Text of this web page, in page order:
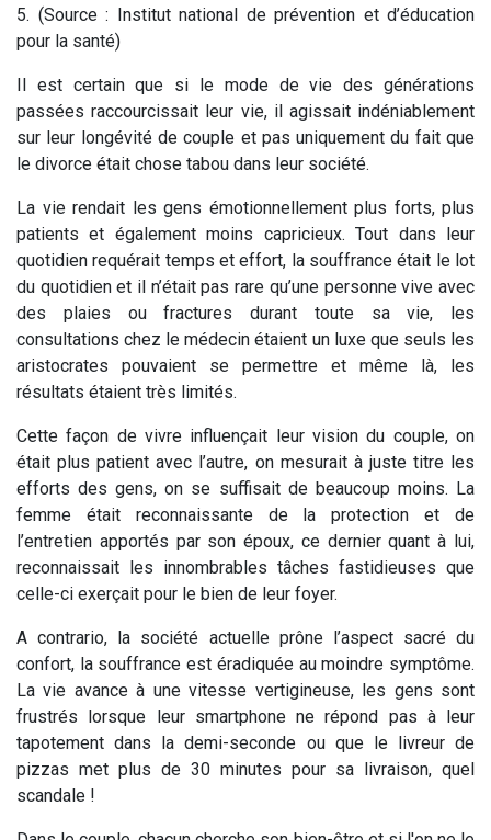
5. (Source : Institut national de prévention et d’éducation
pour la santé)
Il est certain que si le mode de vie des générations
passées raccourcissait leur vie, il agissait indéniablement
sur leur longévité de couple et pas uniquement du fait que
le divorce était chose tabou dans leur société.
La vie rendait les gens émotionnellement plus forts, plus
patients et également moins capricieux. Tout dans leur
quotidien requérait temps et effort, la souffrance était le lot
du quotidien et il n’était pas rare qu’une personne vive avec
des plaies ou fractures durant toute sa vie, les
consultations chez le médecin étaient un luxe que seuls les
aristocrates pouvaient se permettre et même là, les
résultats étaient très limités.
Cette façon de vivre influençait leur vision du couple, on
était plus patient avec l’autre, on mesurait à juste titre les
efforts des gens, on se suffisait de beaucoup moins. La
femme était reconnaissante de la protection et de
l’entretien apportés par son époux, ce dernier quant à lui,
reconnaissait les innombrables tâches fastidieuses que
celle-ci exerçait pour le bien de leur foyer.
A contrario, la société actuelle prône l’aspect sacré du
confort, la souffrance est éradiquée au moindre symptôme.
La vie avance à une vitesse vertigineuse, les gens sont
frustrés lorsque leur smartphone ne répond pas à leur
tapotement dans la demi-seconde ou que le livreur de
pizzas met plus de 30 minutes pour sa livraison, quel
scandale !